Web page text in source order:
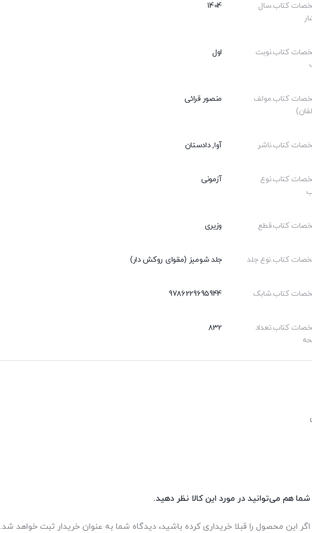
کتاب.سال
1404
کتاب.نوبت
اول
کتاب.مولف
منصور قرائی
کتاب.ناشر آوا, دادستان
کتاب.نوع
آزمونی
کتاب.قطع وزیری
کتاب.نوع جلد جلد شومیز (مقوای روکش دار)
کتاب.شابک 9786229695944
کتاب.تعداد
832
شما هم می‌توانید در مورد این کالا نظر دهید.
اگر این محصول را قبلا خریداری کرده باشید، دیدگاه شما به عنوان خریدار ثبت خواهد شد.